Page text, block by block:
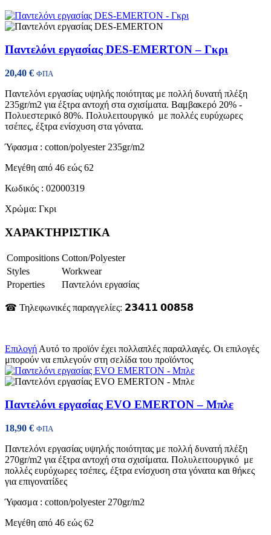
Παντελόνι εργασίας DES-EMERTON – Γκρι
20,40 € ΦΠΑ
Παντελόνι εργασίας υψηλής ποιότητας με πολλή δυνατή πλέξη
235gr/m2 για έξτρα αντοχή στα σχισίματα. Βαμβακερό 20% -
Πολυεστερικό 80%. Πολυλειτουργικό με πολλές ευρύχωρες
τσέπες, έξτρα ενίσχυση στα γόνατα.
Ύφασμα : cotton/polyester 235gr/m2
Μεγέθη από 46 εώς 62
Κωδικός : 02000319
Χρώμα: Γκρι
ΧΑΡΑΚΤΗΡΙΣΤΙΚΑ
Compositions Cotton/Polyester
Styles
Workwear
Properties
Παντελόνι εργασίας
☎ Τηλεφωνικές παραγγελίες: 𝟮𝟯𝟰𝟭𝟭 𝟬𝟬𝟴𝟱𝟴
Επιλογή Αυτό το προϊόν έχει πολλαπλές παραλλαγές. Οι επιλογές
μπορούν να επιλεγούν στη σελίδα του προϊόντος
Παντελόνι εργασίας EVO EMERTON – Μπλε
18,90 € ΦΠΑ
Παντελόνι εργασίας υψηλής ποιότητας με πολλή δυνατή πλέξη
270gr/m2 για έξτρα αντοχή στα σχισίματα. Πολυλειτουργικό με
πολλές ευρύχωρες τσέπες, έξτρα ενίσχυση στα γόνατα και θήκες
για επιγονατίδες
Ύφασμα : cotton/polyester 270gr/m2
Μεγέθη από 46 εώς 62